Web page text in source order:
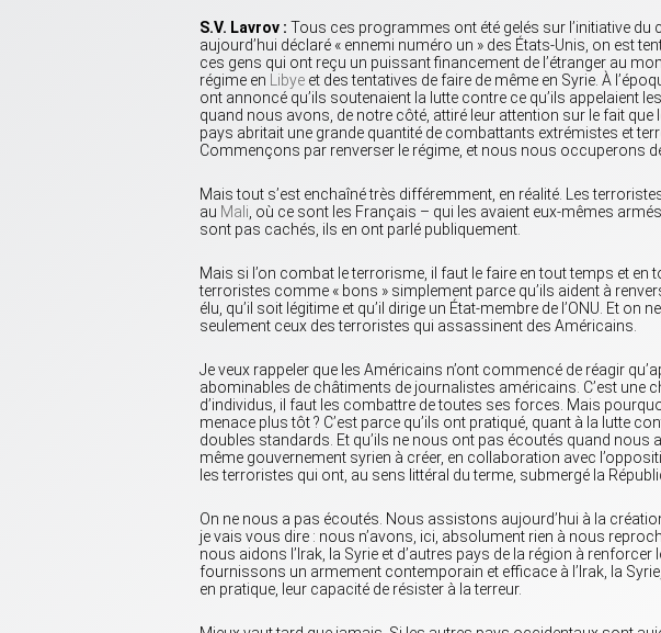
S.V. Lavrov : Tous ces programmes ont été gelés sur l’initiative du
aujourd’hui déclaré « ennemi numéro un » des États-Unis, on est
ces gens qui ont reçu un puissant financement de l’étranger au
régime en
Libye et des tentatives de faire de même en Syrie. À
ont annoncé qu’ils soutenaient la lutte contre ce qu’ils appelaient
quand nous avons, de notre côté, attiré leur attention sur le fait
pays abritait une grande quantité de combattants extrémistes et
Commençons par renverser le régime, et nous nous occuperons
Mais tout s’est enchaîné très différemment, en réalité. Les
au Mali , où ce sont les Français – qui les avaient eux-mêmes
sont pas cachés, ils en ont parlé publiquement.
Mais si l’on combat le terrorisme, il faut le faire en tout temps et en
terroristes comme « bons » simplement parce qu’ils aident à
élu, qu’il soit légitime et qu’il dirige un État-membre de l’ONU. Et
seulement ceux des terroristes qui assassinent des Américains.
Je veux rappeler que les Américains n’ont commencé de réagir
abominables de châtiments de journalistes américains. C’est une
d’individus, il faut les combattre de toutes ses forces. Mais
menace plus tôt ? C’est parce qu’ils ont pratiqué, quant à la lutte
doubles standards. Et qu’ils ne nous ont pas écoutés quand
même gouvernement syrien à créer, en collaboration avec
les terroristes qui ont, au sens littéral du terme, submergé la
On ne nous a pas écoutés. Nous assistons aujourd’hui à la
je vais vous dire : nous n’avons, ici, absolument rien à nous
nous aidons l’Irak, la Syrie et d’autres pays de la région à
fournissons un armement contemporain et efficace à l’Irak, la
en pratique, leur capacité de résister à la terreur.